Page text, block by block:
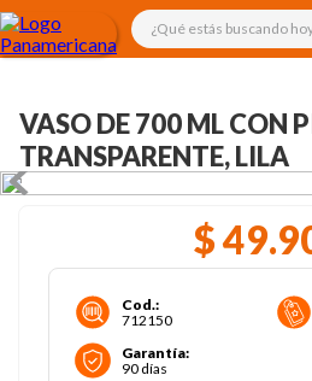
¿Qué estás buscando
VASO DE 700 ML CON
TRANSPARENTE, LILA
$49.
Cod.:
712150
Garantía:
90 días